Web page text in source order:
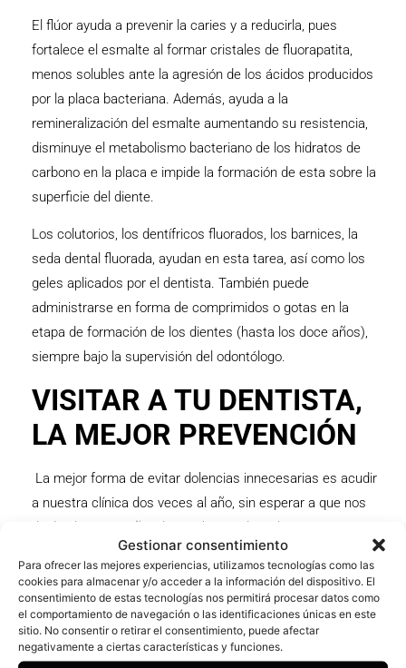
Gestionar consentimiento
Para ofrecer las mejores experiencias, utilizamos tecnologías como las
cookies para almacenar y/o acceder a la información del dispositivo. El
consentimiento de estas tecnologías nos permitirá procesar datos como
el comportamiento de navegación o las identificaciones únicas en este
sitio. No consentir o retirar el consentimiento, puede afectar
negativamente a ciertas características y funciones.
El flúor ayuda a prevenir la caries y a reducirla, pues
fortalece el esmalte al formar cristales de fluorapatita,
menos solubles ante la agresión de los ácidos producidos
por la placa bacteriana. Además, ayuda a la
remineralización del esmalte aumentando su resistencia,
disminuye el metabolismo bacteriano de los hidratos de
carbono en la placa e impide la formación de esta sobre la
superficie del diente.
Los colutorios, los dentífricos fluorados, los barnices, la
seda dental fluorada, ayudan en esta tarea, así como los
geles aplicados por el dentista. También puede
administrarse en forma de comprimidos o gotas en la
etapa de formación de los dientes (hasta los doce años),
siempre bajo la supervisión del odontólogo.
VISITAR A TU DENTISTA,
LA MEJOR PREVENCIÓN
La mejor forma de evitar dolencias innecesarias es acudir
a nuestra clínica dos veces al año, sin esperar a que nos
duela algo. Los niños, las embarazadas y las personas
mayores deben revisar su salud bucodental con especial
atención. Es muy importante no olvidarse de la limpieza
bucal una vez al año para eliminar el sarro y prevenir la
enfermedad periodontal.
Los más pequeños deben visitar nuestra consulta cuando